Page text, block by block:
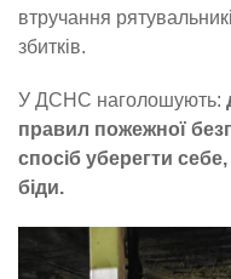
втручання
збитків.
У ДСНС наголошують:
правил пожежної
спосіб уберегти
біди.